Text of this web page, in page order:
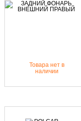
Товара нет в
наличии